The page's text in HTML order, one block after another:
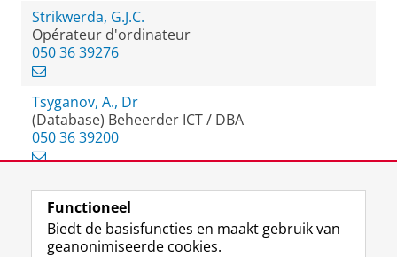
Strikwerda, G.J.C.
Opérateur d'ordinateur
050 36 39276
Tsyganov, A., Dr
(Database) Beheerder ICT / DBA
050 36 39200
View this page in:English
Functioneel
Biedt de basisfuncties en maakt gebruik van
geanonimiseerde cookies.